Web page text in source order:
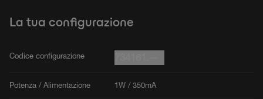
La tua configurazione
Codice configurazione
Potenza / Alimentazione 1W / 350mA